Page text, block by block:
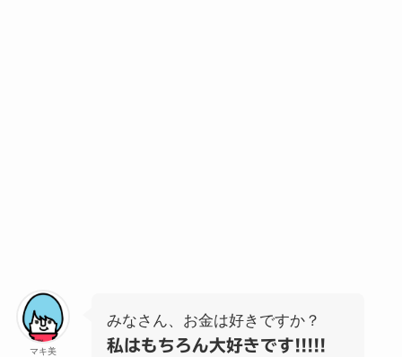
マキ美
みなさん、お金は好きですか？
私はもちろん大好きです!!!!!